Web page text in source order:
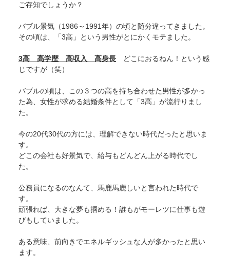
ご存知でしょうか？
バブル景気（1986～1991年）の頃と随分違ってきました。
その頃は、「3高」という男性がとにかくモテました。
3高 高学歴 高収入 高身長どこにおるねん！という感
じですが（笑）
バブルの頃は、この３つの高を持ち合わせた男性が多かっ
た為、女性が求める結婚条件として「3高」が流行りまし
た。
今の20代30代の方には、理解できない時代だったと思いま
す。
どこの会社も好景気で、給与もどんどん上がる時代でし
た。
公務員になるのなんて、馬鹿馬鹿しいと言われた時代で
す。
頑張れば、大きな夢も掴める！誰もがモーレツに仕事も遊
びもしていました。
ある意味、前向きでエネルギッシュな人が多かったと思い
ます。